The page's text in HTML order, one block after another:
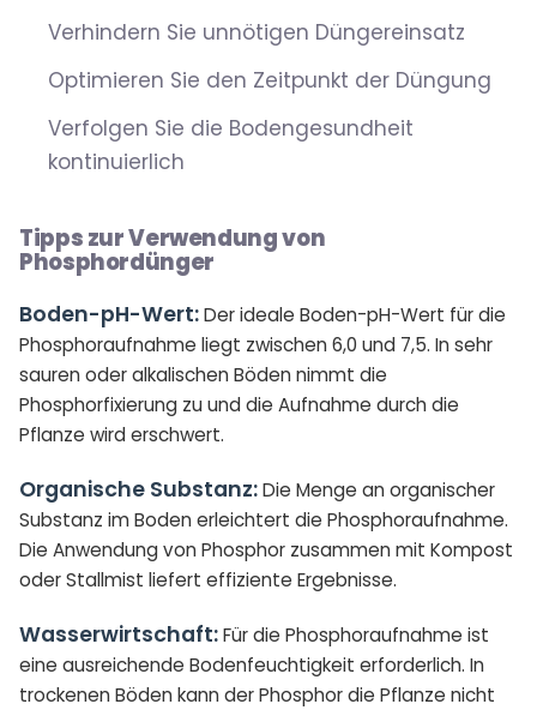
Verhindern Sie unnötigen Düngereinsatz
Optimieren Sie den Zeitpunkt der Düngung
Verfolgen Sie die Bodengesundheit
kontinuierlich
Tipps zur Verwendung von
Phosphordünger
Boden-pH-Wert:Der ideale Boden-pH-Wert für die
Phosphoraufnahme liegt zwischen 6,0 und 7,5. In sehr
sauren oder alkalischen Böden nimmt die
Phosphorfixierung zu und die Aufnahme durch die
Pflanze wird erschwert.
Organische Substanz:Die Menge an organischer
Substanz im Boden erleichtert die Phosphoraufnahme.
Die Anwendung von Phosphor zusammen mit Kompost
oder Stallmist liefert effiziente Ergebnisse.
Wasserwirtschaft:Für die Phosphoraufnahme ist
eine ausreichende Bodenfeuchtigkeit erforderlich. In
trockenen Böden kann der Phosphor die Pflanze nicht